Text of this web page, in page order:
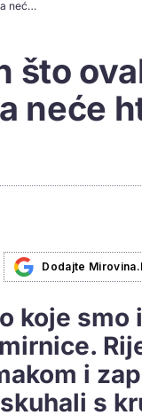
Bakina kuhinja: Nakon što ovako pripremite kelj, više ga neće htjeti jesti nikako drugačije
što
neće
Dodajte
koje smo
i
s